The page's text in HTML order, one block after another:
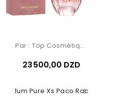
Parfum Pure Xs Paco Rabanne 80ml
Par : Top Cosmétiques
23 500,00 DZD